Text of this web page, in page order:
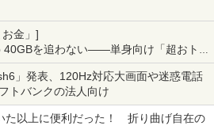
金」]
40GBを追わない――単身向け「超おトク
注意点
」発表、120Hz対応大画面や迷惑電話
トバンクの法人向け
た以上に便利だった！ 折り曲げ自在の